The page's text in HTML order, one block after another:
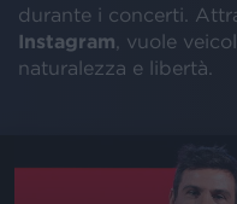
durante i concerti.
Instagram , vuole
naturalezza e libertà.